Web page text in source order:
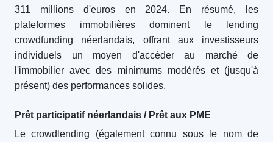
311 millions d'euros en 2024. En résumé, les
plateformes immobilières dominent le lending
crowdfunding néerlandais, offrant aux investisseurs
individuels un moyen d'accéder au marché de
l'immobilier avec des minimums modérés et (jusqu'à
présent) des performances solides.
Prêt participatif néerlandais / Prêt aux PME
Le crowdlending (également connu sous le nom de